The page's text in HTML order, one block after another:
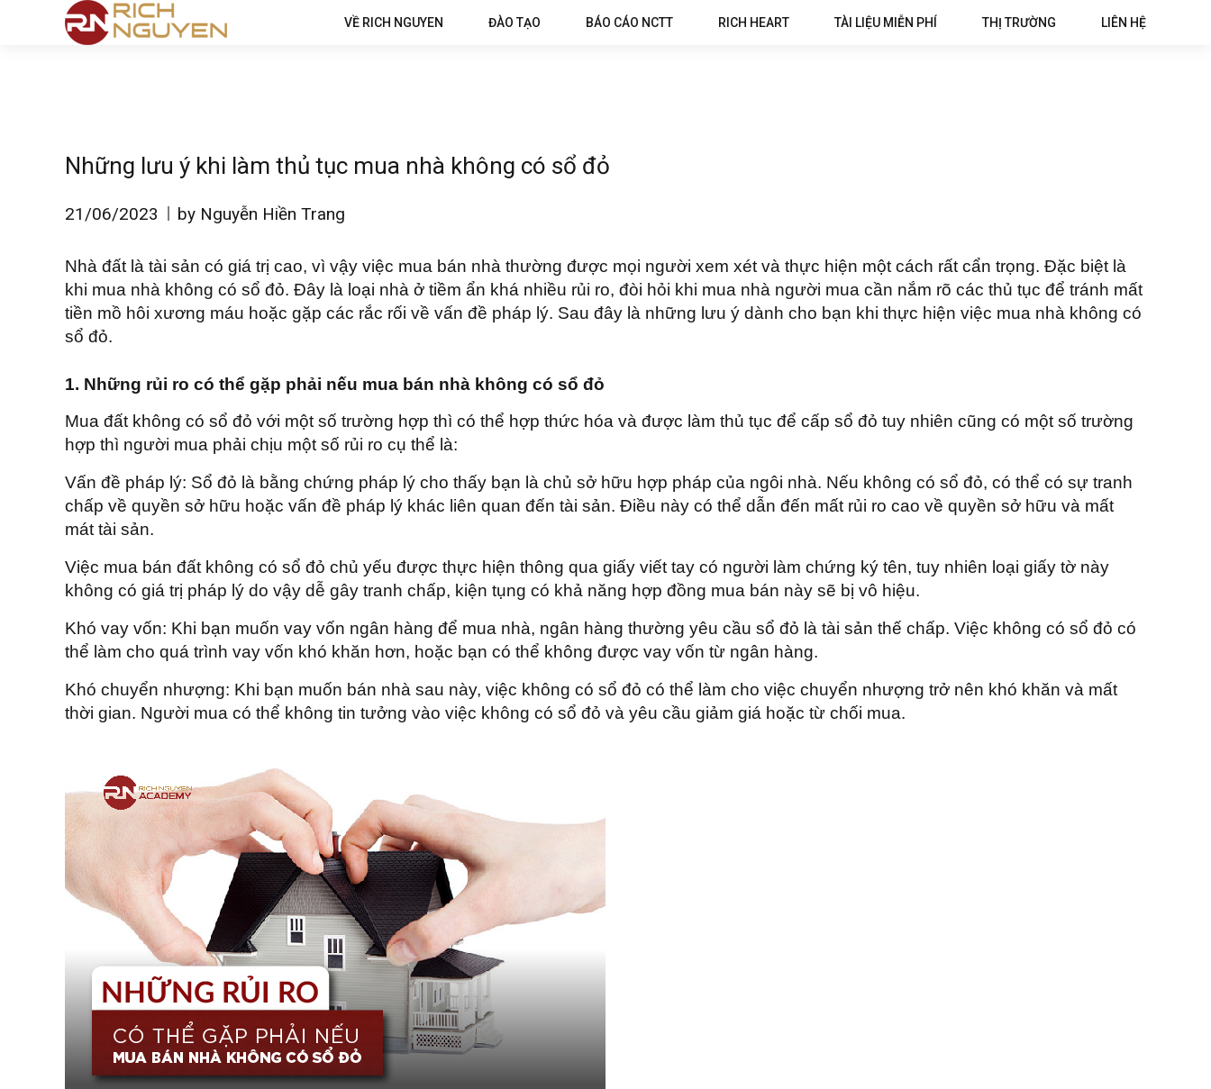
VỀ RICH NGUYEN ĐÀO TẠO BÁO CÁO NCTT RICH HEART TÀI LIỆU MIỄN PHÍ THỊ TRƯỜNG LIÊN HỆ
Những lưu ý khi làm thủ tục mua nhà không có sổ đỏ
21/06/2023 by Nguyễn Hiền Trang
Nhà đất là tài sản có giá trị cao, vì vậy việc mua bán nhà thường được mọi người xem xét và thực hiện một cách rất cẩn trọng. Đặc biệt là
khi mua nhà không có sổ đỏ. Đây là loại nhà ở tiềm ẩn khá nhiều rủi ro, đòi hỏi khi mua nhà người mua cần nắm rõ các thủ tục để tránh mất
tiền mồ hôi xương máu hoặc gặp các rắc rối về vấn đề pháp lý. Sau đây là những lưu ý dành cho bạn khi thực hiện việc mua nhà không có
sổ đỏ.
1. Những rủi ro có thể gặp phải nếu mua bán nhà không có sổ đỏ
Mua đất không có sổ đỏ với một số trường hợp thì có thể hợp thức hóa và được làm thủ tục để cấp sổ đỏ tuy nhiên cũng có một số trường
hợp thì người mua phải chịu một số rủi ro cụ thể là:
Vấn đề pháp lý: Sổ đỏ là bằng chứng pháp lý cho thấy bạn là chủ sở hữu hợp pháp của ngôi nhà. Nếu không có sổ đỏ, có thể có sự tranh
chấp về quyền sở hữu hoặc vấn đề pháp lý khác liên quan đến tài sản. Điều này có thể dẫn đến mất rủi ro cao về quyền sở hữu và mất
mát tài sản.
Việc mua bán đất không có sổ đỏ chủ yếu được thực hiện thông qua giấy viết tay có người làm chứng ký tên, tuy nhiên loại giấy tờ này
không có giá trị pháp lý do vậy dễ gây tranh chấp, kiện tụng có khả năng hợp đồng mua bán này sẽ bị vô hiệu.
Khó vay vốn: Khi bạn muốn vay vốn ngân hàng để mua nhà, ngân hàng thường yêu cầu sổ đỏ là tài sản thế chấp. Việc không có sổ đỏ có
thể làm cho quá trình vay vốn khó khăn hơn, hoặc bạn có thể không được vay vốn từ ngân hàng.
Khó chuyển nhượng: Khi bạn muốn bán nhà sau này, việc không có sổ đỏ có thể làm cho việc chuyển nhượng trở nên khó khăn và mất
thời gian. Người mua có thể không tin tưởng vào việc không có sổ đỏ và yêu cầu giảm giá hoặc từ chối mua.